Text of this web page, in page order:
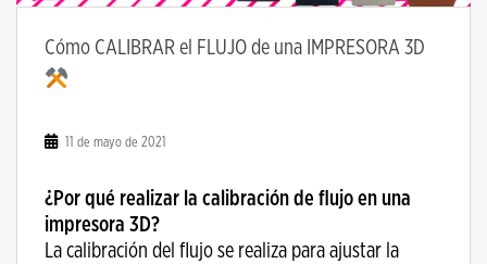
Cómo CALIBRAR el FLUJO de una IMPRESORA 3D
11 de mayo de 2021
¿Por qué realizar la calibración de flujo en una
impresora 3D?
La calibración del flujo se realiza para ajustar la